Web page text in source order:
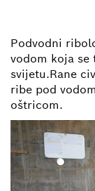
Podvodni
vodom koja
svijetu.Rane
ribe pod
oštricom.